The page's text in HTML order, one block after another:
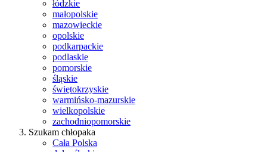
łódzkie
małopolskie
mazowieckie
opolskie
podkarpackie
podlaskie
pomorskie
śląskie
świętokrzyskie
warmińsko-mazurskie
wielkopolskie
zachodniopomorskie
Szukam chłopaka
Cała Polska